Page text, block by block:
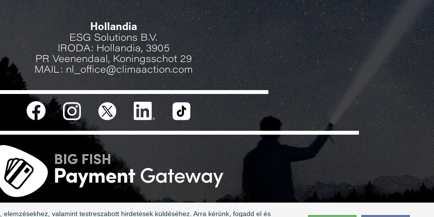
Hollandia
ESG Solutions B.V.
IRODA: Hollandia, 3905
PR Veenendaal, Koningsschot 29
MAIL: nl_office@climaaction.com
- ESG Solution B.V. - Minden jog fentartva |Adatvédelem |Cookie| Cookie beállítások
valamint testreszabott hirdetések küldéséhez. Arra kérünk, fogadd el és